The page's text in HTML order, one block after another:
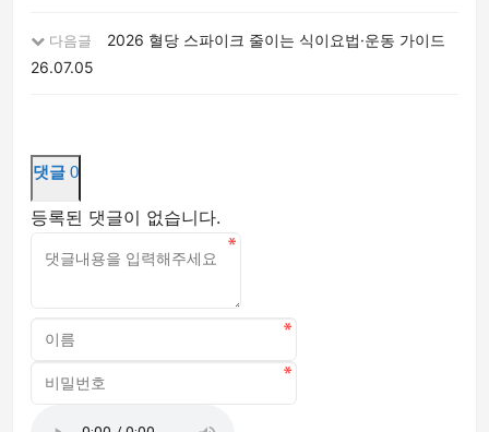
다음글
2026 혈당 스파이크 줄이는 식이요법·운동 가이드
26.07.05
댓글 0
등록된 댓글이 없습니다.